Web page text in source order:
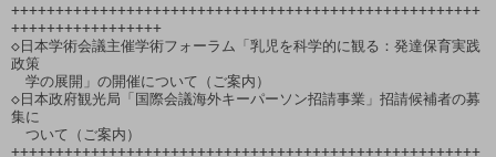
+++++++++++++++++++++++++++++++++++++++++++++++++++++
+++++++++++++++++
◇日本学術会議主催学術フォーラム「乳児を科学的に観る：発達保育実践
政策
学の展開」の開催について（ご案内）
◇日本政府観光局「国際会議海外キーパーソン招請事業」招請候補者の募
集に
ついて（ご案内）
+++++++++++++++++++++++++++++++++++++++++++++++++++++